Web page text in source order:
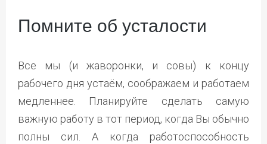
Помните об усталости
Все мы (и жаворонки, и совы) к концу
рабочего дня устаём, соображаем и работаем
медленнее. Планируйте сделать самую
важную работу в тот период, когда Вы обычно
полны сил. А когда работоспособность